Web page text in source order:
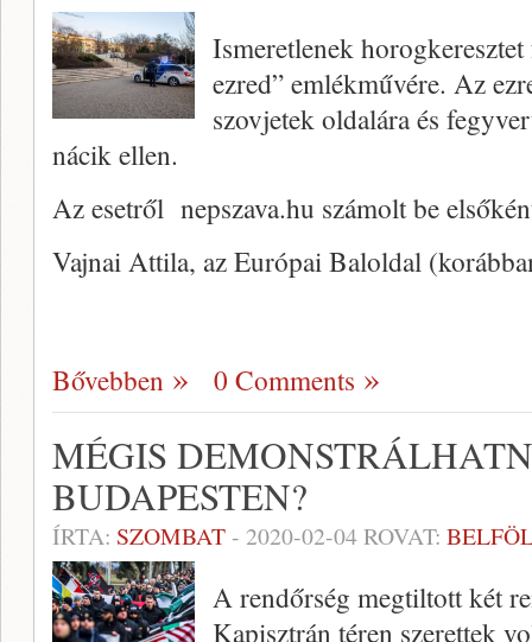
Ismeretlenek
ezred” emlékművére. Az
szovjetek oldalára és
nácik ellen.
Az esetről nepszava.hu számolt be
Vajnai Attila, az Európai Baloldal
Bővebben 0 Comments
MÉGIS
BUDAPESTEN?
ÍRTA: SZOMBAT- 2020-02-04ROVAT:
A rendőrség megtiltott két
Kapisztrán téren szerettek